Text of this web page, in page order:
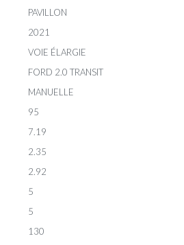
PAVILLON
2021
VOIE ÉLARGIE
FORD 2.0 TRANSIT
MANUELLE
95
7.19
2.35
2.92
5
5
130